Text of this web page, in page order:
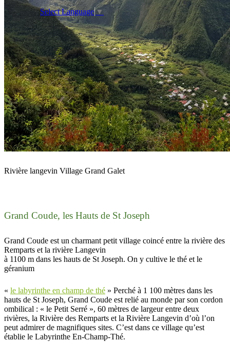
Select Language▼
Rivière langevin Village Grand Galet
Grand Coude, les Hauts de St Joseph
Grand Coude est un charmant petit village coincé entre la rivière des
Remparts et la rivière Langevin
à 1100 m dans les hauts de St Joseph. On y cultive le thé et le
géranium
« le labyrinthe en champ de thé » Perché à 1 100 mètres dans les
hauts de St Joseph, Grand Coude est relié au monde par son cordon
ombilical : « le Petit Serré », 60 mètres de largeur entre deux
rivières, la Rivière des Remparts et la Rivière Langevin d’où l’on
peut admirer de magnifiques sites. C’est dans ce village qu’est
établie le Labyrinthe En-Champ-Thé.